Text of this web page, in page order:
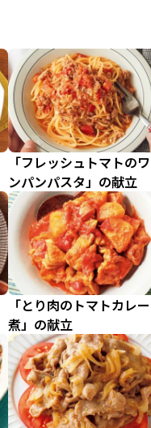
「フレッシュトマトのワ
ンパンパスタ」の献立
「とり肉のトマトカレー
煮」の献立